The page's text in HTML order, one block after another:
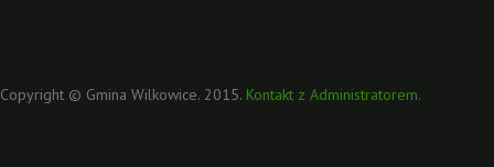
Copyright © Gmina Wilkowice. 2015. Kontakt z Administratorem.